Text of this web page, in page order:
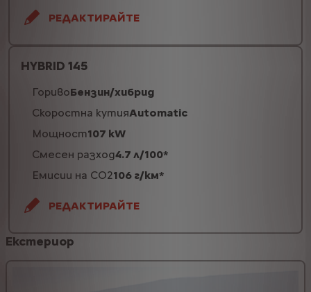
РЕДАКТИРАЙТЕ
HYBRID 145
ГоривоБензин/хибрид
Скоростна кутияAutomatic
Мощност107 kW
Смесен разход4.7 л/100*
Емисии на CO2106 г/км*
РЕДАКТИРАЙТЕ
Eкстериор